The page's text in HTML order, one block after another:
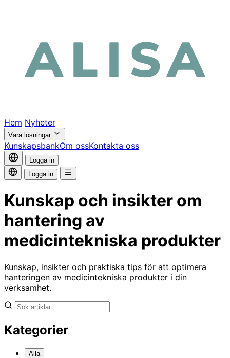
Hem Nyheter
Våra lösningar
KunskapsbankOm ossKontakta oss
Logga in
Logga in
Kunskap och insikter om
hantering av
medicintekniska produkter
Kunskap, insikter och praktiska tips för att optimera
hanteringen av medicintekniska produkter i din
verksamhet.
Kategorier
Alla